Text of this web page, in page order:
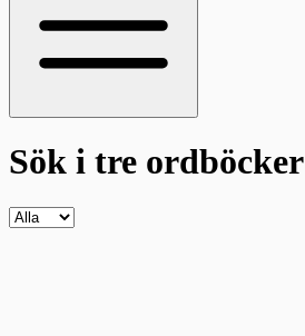
Sök i tre ordböcker